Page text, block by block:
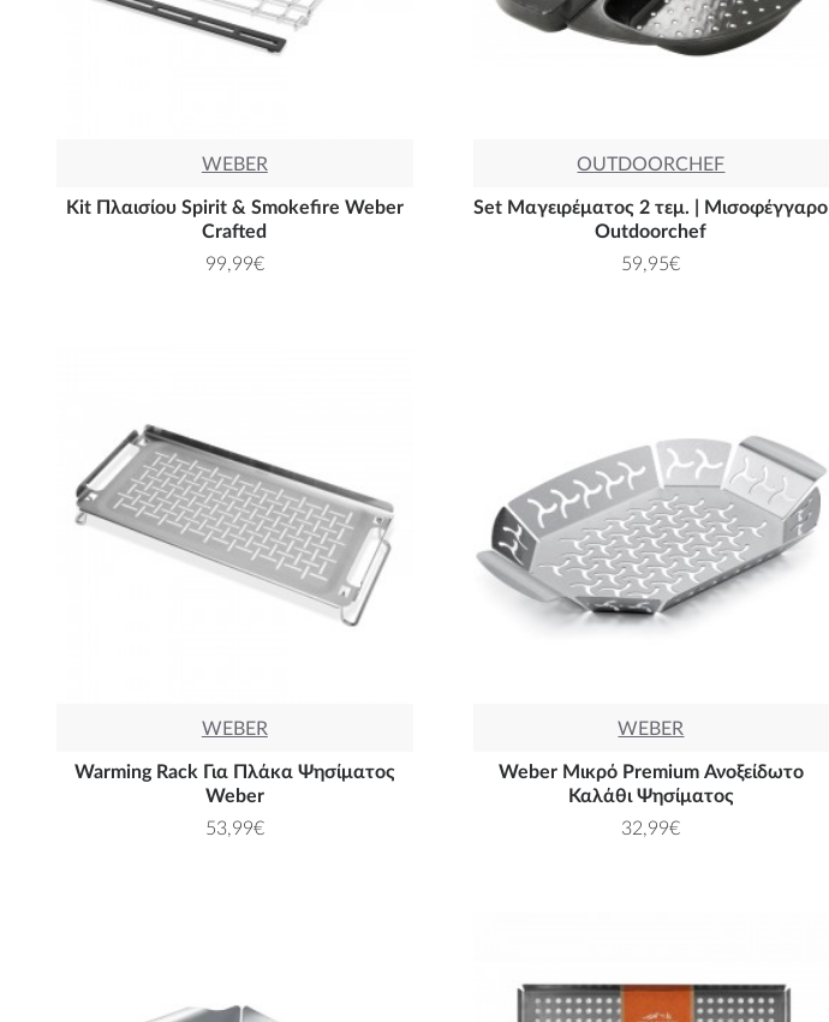
WEBER
Kit Πλαισίου Spirit & Smokefire Weber
Crafted
99,99€
OUTDOORCHEF
Set Μαγειρέματος 2 τεμ. | Μισοφέγγαρο
Outdoorchef
59,95€
WEBER
Warming Rack Για Πλάκα Ψησίματος
Weber
53,99€
WEBER
Weber Μικρό Premium Ανοξείδωτο
Καλάθι Ψησίματος
32,99€